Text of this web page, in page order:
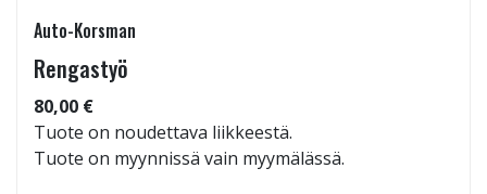
Auto-Korsman
Rengastyö
80,00 €
Tuote on noudettava liikkeestä.
Tuote on myynnissä vain myymälässä.